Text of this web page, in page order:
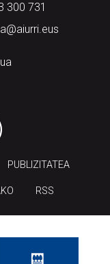
300 731
PUBLIZITATEA
RSS